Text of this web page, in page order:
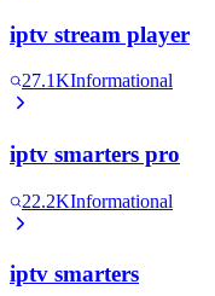
iptv stream player
27.1KInformational
iptv smarters pro
22.2KInformational
iptv smarters